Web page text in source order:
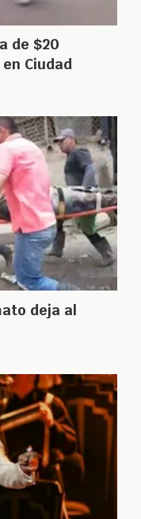
de $20
Ciudad
deja al